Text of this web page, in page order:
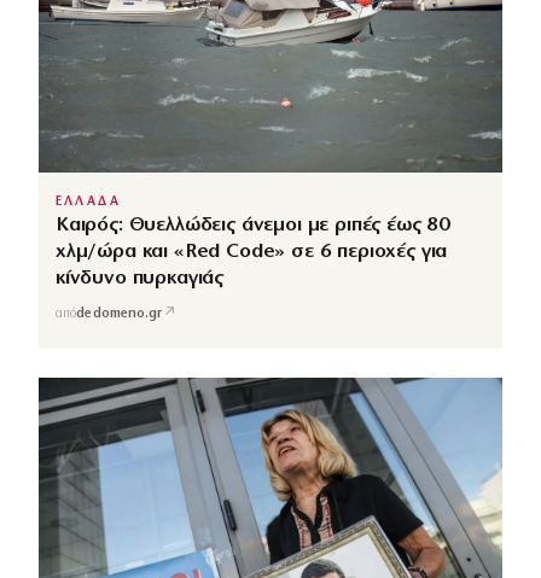
ΕΛΛΑΔΑ
Καιρός: Θυελλώδεις άνεμοι με ριπές έως 80
χλμ/ώρα και «Red Code» σε 6 περιοχές για
κίνδυνο πυρκαγιάς
απόdedomeno.gr ↗